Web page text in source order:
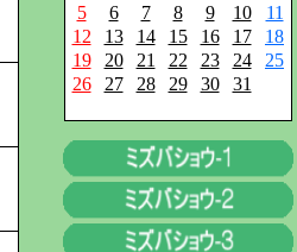
5
6 7 8 9 10
11
12
13 14 15 16 17
18
19
20 21 22 23 24
25
26
27 28 29 30 31